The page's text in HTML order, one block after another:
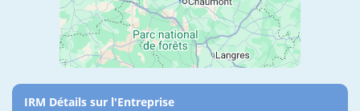
IRM Détails sur l'Entreprise